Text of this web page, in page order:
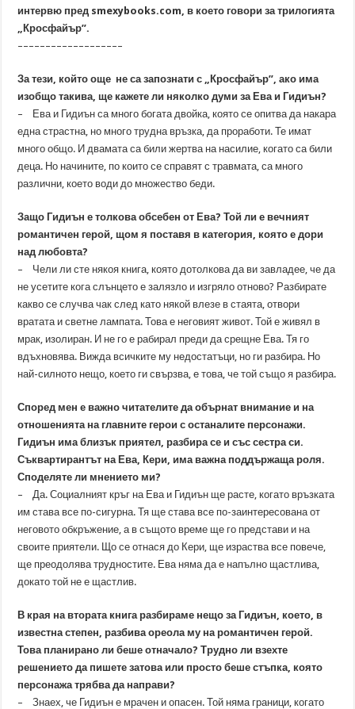
интервю пред smexybooks.com, в което говори за трилогията
„Кросфайър”.
–––––––––––––––––––
За тези, който още не са запознати с „Кросфайър”, ако има
изобщо такива, ще кажете ли няколко думи за Ева и Гидиън?
– Ева и Гидиън са много богата двойка, която се опитва да накара
една страстна, но много трудна връзка, да проработи. Те имат
много общо. И двамата са били жертва на насилие, когато са били
деца. Но начините, по които се справят с травмата, са много
различни, което води до множество беди.
Защо Гидиън е толкова обсебен от Ева? Той ли е вечният
романтичен герой, щом я поставя в категория, която е дори
над любовта?
– Чели ли сте някоя книга, която дотолкова да ви завладее, че да
не усетите кога слънцето е залязло и изгряло отново? Разбирате
какво се случва чак след като някой влезе в стаята, отвори
вратата и светне лампата. Това е неговият живот. Той е живял в
мрак, изолиран. И не го е рабирал преди да срещне Ева. Тя го
вдъхновява. Вижда всичките му недостатъци, но ги разбира. Но
най-силното нещо, което ги свързва, е това, че той също я разбира.
Според мен е важно читателите да обърнат внимание и на
отношенията на главните герои с останалите персонажи.
Гидиън има близък приятел, разбира се и със сестра си.
Съквартирантът на Ева, Кери, има важна поддържаща роля.
Споделяте ли мнението ми?
– Да. Социалният кръг на Ева и Гидиън ще расте, когато връзката
им става все по-сигурна. Тя ще става все по-заинтересована от
неговото обкръжение, а в същото време ще го представи и на
своите приятели. Що се отнася до Кери, ще израства все повече,
ще преодолява трудностите. Ева няма да е напълно щастлива,
докато той не е щастлив.
В края на втората книга разбираме нещо за Гидиън, което, в
известна степен, разбива ореола му на романтичен герой.
Това планирано ли беше отначало? Трудно ли взехте
решението да пишете затова или просто беше стъпка, която
персонажа трябва да направи?
– Знаех, че Гидиън е мрачен и опасен. Той няма граници, когато